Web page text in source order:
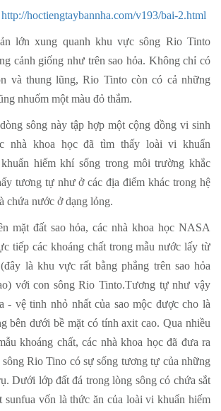
http://hoctiengtaybannha.com/v193/bai-2.html
lớn xung quanh khu vực sông Rio Tinto
cảnh giống như trên sao hỏa. Không chỉ có
và thung lũng, Rio Tinto còn có cả những
nhuốm một màu đỏ thắm.
sông này tập hợp một cộng đồng vi sinh
nhà khoa học đã tìm thấy loài vi khuẩn
hiếm khí sống trong môi trường khắc
tương tự như ở các địa điểm khác trong hệ
chứa nước ở dạng lỏng.
mặt đất sao hỏa, các nhà khoa học NASA
tiếp các khoáng chất trong mẫu nước lấy từ
là khu vực rất bằng phẳng trên sao hỏa
với con sông Rio Tinto.Tương tự như vậy
- vệ tinh nhỏ nhất của sao mộc được cho là
bên dưới bề mặt có tính axit cao. Qua nhiều
khoáng chất, các nhà khoa học đã đưa ra
Rio Tino có sự sống tương tự của những
Dưới lớp đất đá trong lòng sông có chứa sắt
sunfua vốn là thức ăn của loài vi khuẩn hiếm